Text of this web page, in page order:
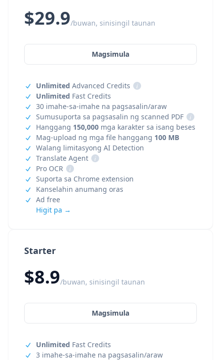
Starter
$8.9/buwan, sinisingil taunan
Magsimula
Unlimited Fast Credits
3 imahe-sa-imahe na pagsasalin/araw
$29.9/buwan, sinisingil taunan
Magsimula
Unlimited Advanced Credits
i
Unlimited Fast Credits
30 imahe-sa-imahe na pagsasalin/araw
Sumusuporta sa pagsasalin ng scanned PDF
i
Hanggang 150,000 mga karakter sa isang beses
Mag-upload ng mga file hanggang 100 MB
Walang limitasyong AI Detection
Translate Agent
i
Pro OCR
i
Suporta sa Chrome extension
Kanselahin anumang oras
Ad free
Higit pa →